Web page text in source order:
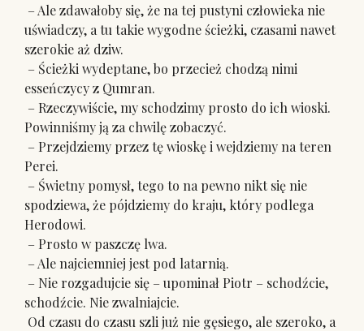
– Ale zdawałoby się, że na tej pustyni człowieka nie
uświadczy, a tu takie wygodne ścieżki, czasami nawet
szerokie aż dziw.
– Ścieżki wydeptane, bo przecież chodzą nimi
esseńczycy z Qumran.
– Rzeczywiście, my schodzimy prosto do ich wioski.
Powinniśmy ją za chwilę zobaczyć.
– Przejdziemy przez tę wioskę i wejdziemy na teren
Perei.
– Świetny pomysł, tego to na pewno nikt się nie
spodziewa, że pójdziemy do kraju, który podlega
Herodowi.
– Prosto w paszczę lwa.
– Ale najciemniej jest pod latarnią.
– Nie rozgadujcie się – upominał Piotr – schodźcie,
schodźcie. Nie zwalniajcie.
Od czasu do czasu szli już nie gęsiego, ale szeroko, a